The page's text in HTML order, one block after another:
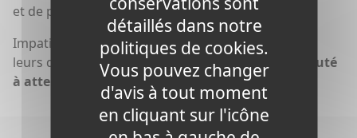
et de passion pour le sport.
Impatients de voir nos ambassadeurs briller dans
leurs disciplines,
inspirant ainsi notre communauté
à atteindre de nouveaux sommets.
détaillés dans notre
politiques de cookies.
Vous pouvez changer
d'avis à tout moment
en cliquant sur l'icône